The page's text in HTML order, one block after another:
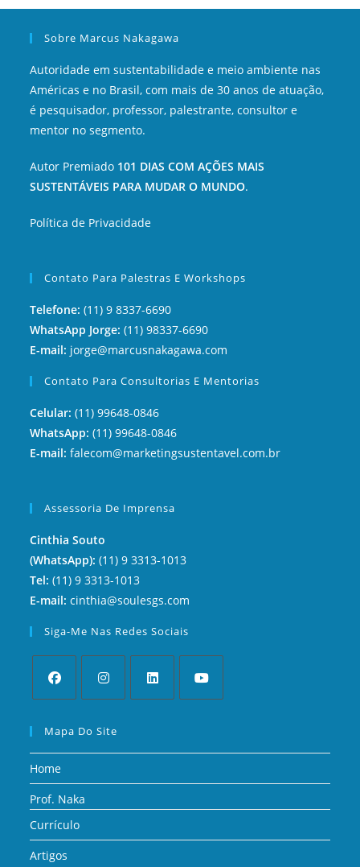
Sobre Marcus Nakagawa
Autoridade em sustentabilidade e meio ambiente nas
Américas e no Brasil, com mais de 30 anos de atuação,
é pesquisador, professor, palestrante, consultor e
mentor no segmento.
Autor Premiado 101 DIAS COM AÇÕES MAIS
SUSTENTÁVEIS PARA MUDAR O MUNDO.
Política de Privacidade
Contato Para Palestras E Workshops
Telefone: (11) 9 8337-6690
WhatsApp Jorge: (11) 98337-6690
E-mail: jorge@marcusnakagawa.com
Contato Para Consultorias E Mentorias
Celular: (11) 99648-0846
WhatsApp: (11) 99648-0846
E-mail: falecom@marketingsustentavel.com.br
Assessoria De Imprensa
Cinthia Souto
(WhatsApp):(11) 9 3313-1013
Tel:(11) 9 3313-1013
E-mail: cinthia@soulesgs.com
Siga-Me Nas Redes Sociais
Mapa Do Site
Home
Prof. Naka
Currículo
Artigos